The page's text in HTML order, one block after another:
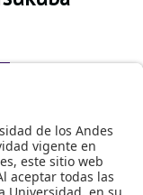
intercambios: ¿Cómo
estudiar en Tsukuba
University? el próximo